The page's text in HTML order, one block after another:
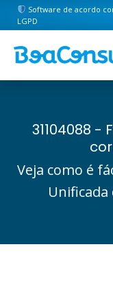
Software de acordo
LGPD
31104088
Veja como é